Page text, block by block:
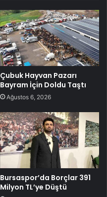
Çubuk Hayvan Pazarı
Bayram İçin Doldu Taştı
Ağustos 6, 2026
Bursaspor’da Borçlar 391
Milyon TL’ye Düştü